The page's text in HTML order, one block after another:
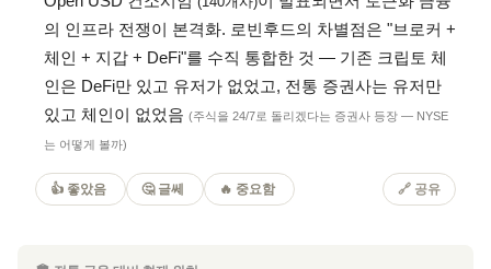
의 인프라 전쟁이 본격화. 로빈후드의 차별점은 "브로커 +
체인 + 지갑 + DeFi"를 수직 통합한 것 — 기존 크립토 체
인은 DeFi만 있고 유저가 없었고, 전통 증권사는 유저만
있고 체인이 없었음 (주식을 24/7로 돌리겠다는 증권사 등장 — NYSE
는 어떻게 볼까)
👍 좋았음 🤔 글쎄 🔥 중요함 🔗 공유